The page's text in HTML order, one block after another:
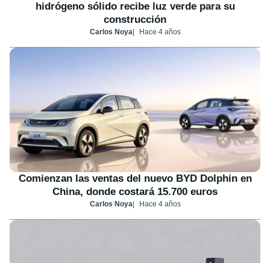
hidrógeno sólido recibe luz verde para su
construcción
Carlos Noya Hace 4 años
Comienzan las ventas del nuevo BYD Dolphin en
China, donde costará 15.700 euros
Carlos Noya Hace 4 años